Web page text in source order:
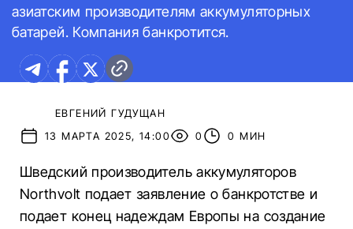
азиатским производителям аккумуляторных
батарей. Компания банкротится.
ЕВГЕНИЙ ГУДУЩАН
13 МАРТА 2025, 14:00
0 0 МИН
Шведский производитель аккумуляторов
Northvolt подает заявление о банкротстве и
подает конец надеждам Европы на создание